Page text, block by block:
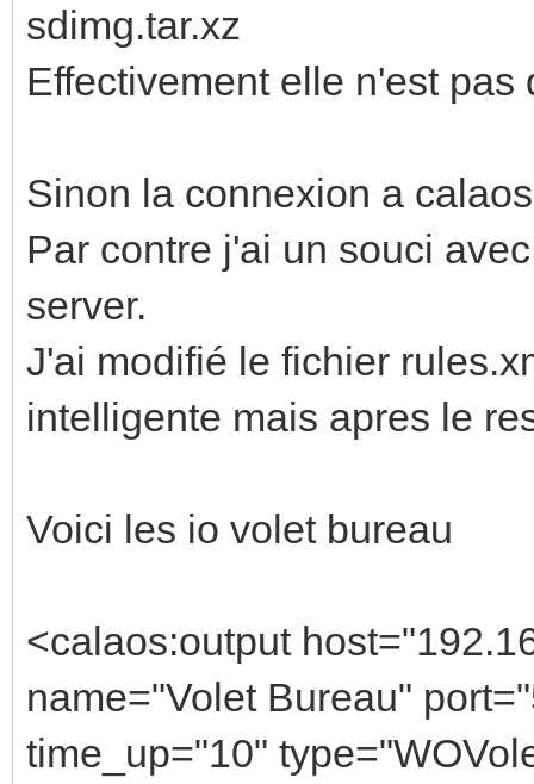
sdimg.tar.xz
Effectivement elle n'est pas
Sinon la connexion a
Par contre j'ai un souci
server.
J'ai modifié le fichier
intelligente mais apres le
Voici les io volet bureau
<calaos:output
name="Volet Bureau"
time_up="10"